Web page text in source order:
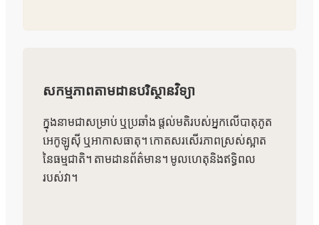
សកម្មភាពតាមដានបរិស្ថានវិទ្យា
ក្នុងនាមជាសម្រាប់ ឬប្រឆាំង ផ្តល់មតិរបស់អ្នកលើបាតុភូត
អេកូឡូស៊ី ឬអាកាសធាតុ។ កោតសរសើរភាពស្រស់ស្អាត
នៃធម្មជាតិ។ តាមដានព័ត៌មាន។ មូលហេតុនិងឥទ្ធិពល
របស់វា។